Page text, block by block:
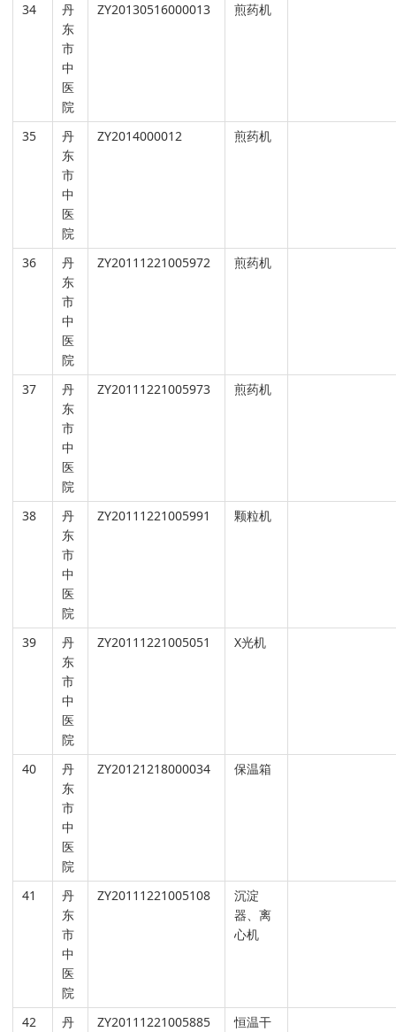
34
丹
东
市
中
医
院
ZY20130516000013 煎药机
35
丹
东
市
中
医
院
ZY2014000012 煎药机
36
丹
东
市
中
医
院
ZY20111221005972 煎药机
37
丹
东
市
中
医
院
ZY20111221005973 煎药机
38
丹
东
市
中
医
院
ZY20111221005991 颗粒机
39
丹
东
市
中
医
院
ZY20111221005051 X光机
40
丹
东
市
中
医
院
ZY20121218000034 保温箱
41
丹
东
市
中
医
院
ZY20111221005108
沉淀
器、离
心机
42
丹
ZY20111221005885
恒温干